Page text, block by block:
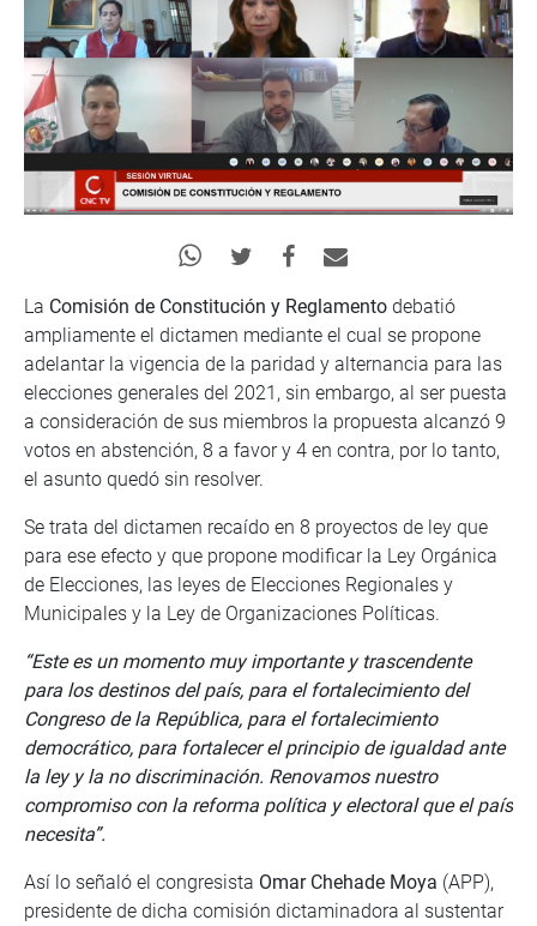
La Comisión de Constitución y Reglamento debatió
ampliamente el dictamen mediante el cual se propone
adelantar la vigencia de la paridad y alternancia para las
elecciones generales del 2021, sin embargo, al ser puesta
a consideración de sus miembros la propuesta alcanzó 9
votos en abstención, 8 a favor y 4 en contra, por lo tanto,
el asunto quedó sin resolver.
Se trata del dictamen recaído en 8 proyectos de ley que
para ese efecto y que propone modificar la Ley Orgánica
de Elecciones, las leyes de Elecciones Regionales y
Municipales y la Ley de Organizaciones Políticas.
“Este es un momento muy importante y trascendente
para los destinos del país, para el fortalecimiento del
Congreso de la República, para el fortalecimiento
democrático, para fortalecer el principio de igualdad ante
la ley y la no discriminación. Renovamos nuestro
compromiso con la reforma política y electoral que el país
necesita”.
Así lo señaló el congresista Omar Chehade Moya (APP),
presidente de dicha comisión dictaminadora al sustentar